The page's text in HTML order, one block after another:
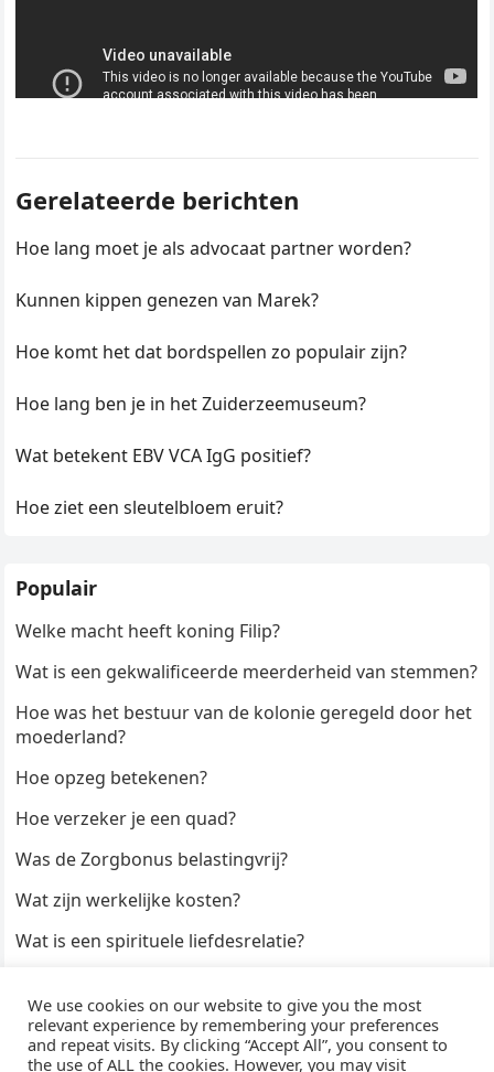
Gerelateerde berichten
Hoe lang moet je als advocaat partner worden?
Kunnen kippen genezen van Marek?
Hoe komt het dat bordspellen zo populair zijn?
Hoe lang ben je in het Zuiderzeemuseum?
Wat betekent EBV VCA IgG positief?
Hoe ziet een sleutelbloem eruit?
Populair
Welke macht heeft koning Filip?
Wat is een gekwalificeerde meerderheid van stemmen?
Hoe was het bestuur van de kolonie geregeld door het
moederland?
Hoe opzeg betekenen?
Hoe verzeker je een quad?
Was de Zorgbonus belastingvrij?
Wat zijn werkelijke kosten?
Wat is een spirituele liefdesrelatie?
Hoe duur zijn Keukendeurtjes?
We use cookies on our website to give you the most
relevant experience by remembering your preferences
and repeat visits. By clicking “Accept All”, you consent to
the use of ALL the cookies. However, you may visit